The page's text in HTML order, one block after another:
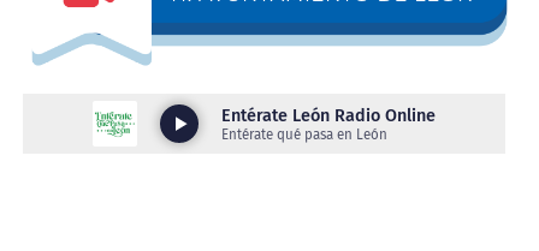
ejes en la infancia, la espiritualidad y la muerte, la
artista y el curador Daniel Gutiérrez, construyen un
universo simbólico que entrelaza magia y razón,
explorando la herencia de las narrativas judeocristianas
y su influencia en los deseos y los temores colectivos.